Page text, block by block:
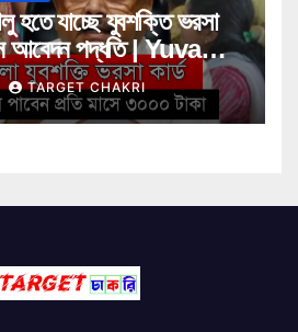
হতে যাচ্ছে যুবশক্তি ভরসা
আবেদন পদ্ধতি | Yuva
Card Scheme
TARGET CHAKRI